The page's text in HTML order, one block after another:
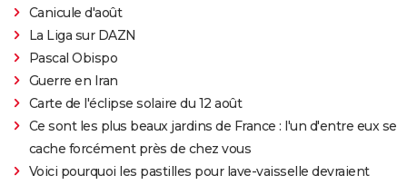
Canicule d'août
La Liga sur DAZN
Pascal Obispo
Guerre en Iran
Carte de l'éclipse solaire du 12 août
Ce sont les plus beaux jardins de France : l'un d'entre eux se
cache forcément près de chez vous
Voici pourquoi les pastilles pour lave-vaisselle devraient